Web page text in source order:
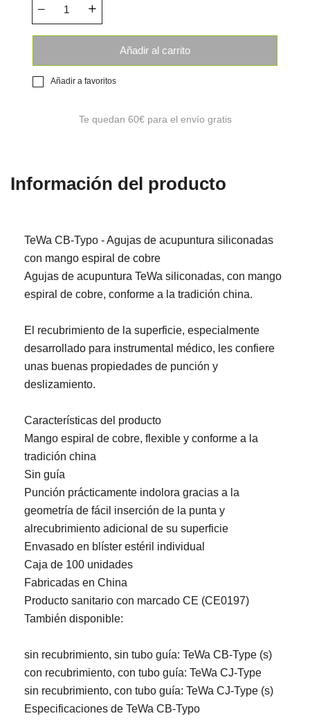
Añadir al carrito
Añadir a favoritos
Te quedan 60€para el envío gratis
Información del producto
TeWa CB-Typo - Agujas de acupuntura siliconadas
con mango espiral de cobre
Agujas de acupuntura TeWa siliconadas, con mango
espiral de cobre, conforme a la tradición china.
El recubrimiento de la superficie, especialmente
desarrollado para instrumental médico, les confiere
unas buenas propiedades de punción y
deslizamiento.
Características del producto
Mango espiral de cobre, flexible y conforme a la
tradición china
Sin guía
Punción prácticamente indolora gracias a la
geometría de fácil inserción de la punta y
alrecubrimiento adicional de su superficie
Envasado en blíster estéril individual
Caja de 100 unidades
Fabricadas en China
Producto sanitario con marcado CE (CE0197)
También disponible:
sin recubrimiento, sin tubo guía: TeWa CB-Type (s)
con recubrimiento, con tubo guía: TeWa CJ-Type
sin recubrimiento, con tubo guía: TeWa CJ-Type (s)
Especificaciones de TeWa CB-Typo